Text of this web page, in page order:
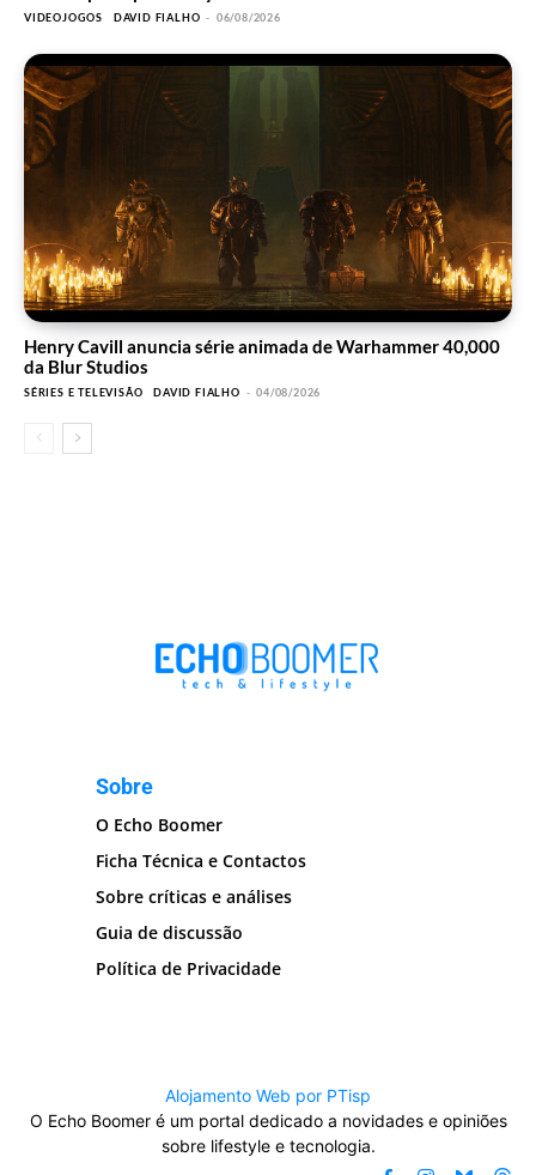
VIDEOJOGOS DAVID FIALHO - 06/08/2026
Henry Cavill anuncia série animada de Warhammer 40,000
da Blur Studios
SÉRIES E TELEVISÃO DAVID FIALHO - 04/08/2026
Sobre
O Echo Boomer
Ficha Técnica e Contactos
Sobre críticas e análises
Guia de discussão
Política de Privacidade
Alojamento Web por PTisp
O Echo Boomer é um portal dedicado a novidades e opiniões
sobre lifestyle e tecnologia.